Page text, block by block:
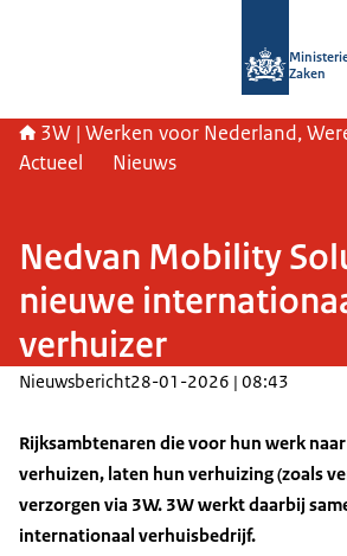
Zaken
3W | Werken voor Nederland,
Actueel
Nieuws
Nedvan Mobility
nieuwe
verhuizer
Nieuwsbericht28-01-2026 | 08:43
Rijksambtenaren die voor hun werk
verhuizen, laten hun verhuizing (zoals
verzorgen via 3W. 3W werkt daarbij
internationaal verhuisbedrijf.